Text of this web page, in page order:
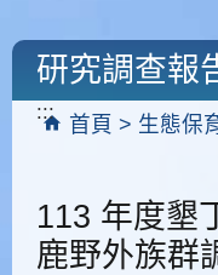
:::
首頁 生態保
研究調查報
113 年度墾
鹿野外族群